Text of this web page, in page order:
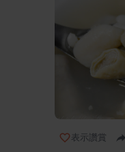
表示讚賞